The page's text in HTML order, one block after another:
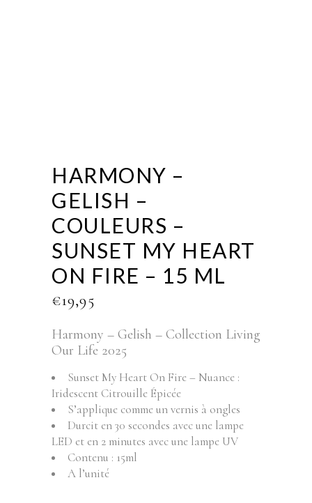
HARMONY –
GELISH –
COULEURS –
SUNSET MY HEART
ON FIRE – 15 ML
€19,95
Harmony – Gelish – Collection Living
Our Life 2025
Sunset My Heart On Fire – Nuance :
Iridescent Citrouille Épicée
S’applique comme un vernis à ongles
Durcit en 30 secondes avec une lampe
LED et en 2 minutes avec une lampe UV
Contenu : 15ml
A l’unité